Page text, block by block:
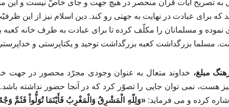
به تصریح آیات قرآن منحصر در هیچ جهت و جای خاصّ نیست و این
که برای عبادت در نهایت به جهتی رو کند. دین اسلام نیز از این
نموده و مسلمانان را مکلّف کرده تا برای عبادت به طرف خانه کعبه به
مسلما بزرگداشت کعبه بزرگداشت توحید و یکتاپرستی و
مبلغ، خداوند متعال به عنوان وجودی مجرّد محصور در جهت
کرده و می فرماید:«وَلِلّهِ الْمَشْرِقُ وَالْمَغْرِبُ فَأَیْنَمَا تُوَلُّواْ فَثَمَّ وَجْهُ